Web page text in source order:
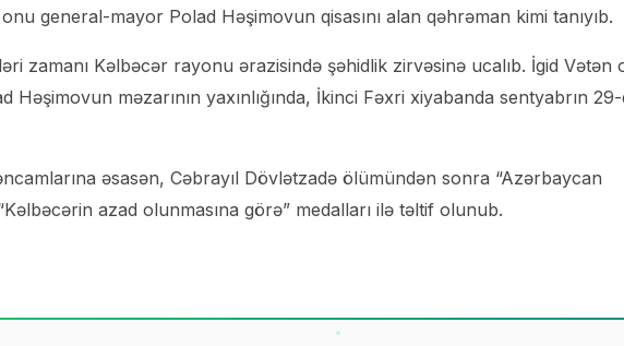
general-mayor Polad Həşimovun qisasını alan qəhrəman kimi tanıyıb.
zamanı Kəlbəcər rayonu ərazisində şəhidlik zirvəsinə ucalıb. İgid Vətən
məzarının yaxınlığında, İkinci Fəxri xiyabanda sentyabrın
əsasən, Cəbrayıl Dövlətzadə ölümündən sonra “Azərbaycan
azad olunmasına görə” medalları ilə təltif olunub.